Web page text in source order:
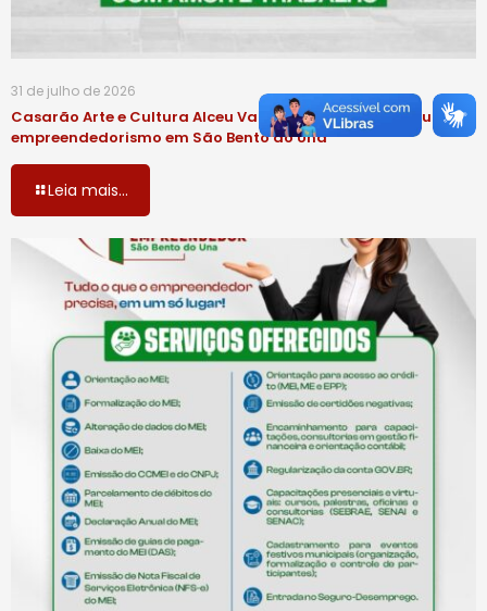
31 de julho de 2026
Casarão Arte e Cultura Alceu Valença fortalece a cultura e o
empreendedorismo em São Bento do Una
Leia mais...